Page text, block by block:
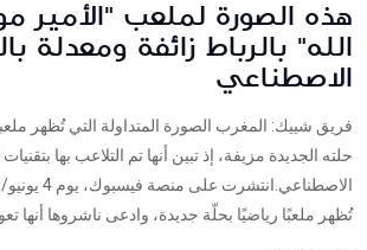
هذه الصورة لملعب "الأمير
الله" بالرباط زائفة ومعدلة
الاصطناعي
فريق شييك: المغرب الصورة المتداولة التي تُظهر
حلته الجديدة مزيفة، إذ تبين أنها تم التلاعب بها بتقنيات
تُظهر ملعبًا رياضيًا بحلّة جديدة، وادعى ناشروها أنها